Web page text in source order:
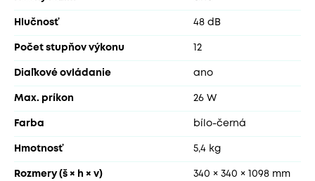
Hlučnosť 48 dB
Počet stupňov výkonu 12
Diaľkové ovládanie ano
Max. príkon 26 W
Farba bílo-černá
Hmotnosť 5,4 kg
Rozmery (š × h × v) 340 × 340 × 1098 mm